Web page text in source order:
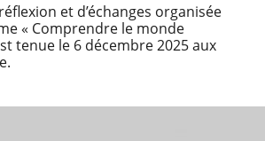
et d’échanges organisée
« Comprendre le monde
tenue le 6 décembre 2025 aux